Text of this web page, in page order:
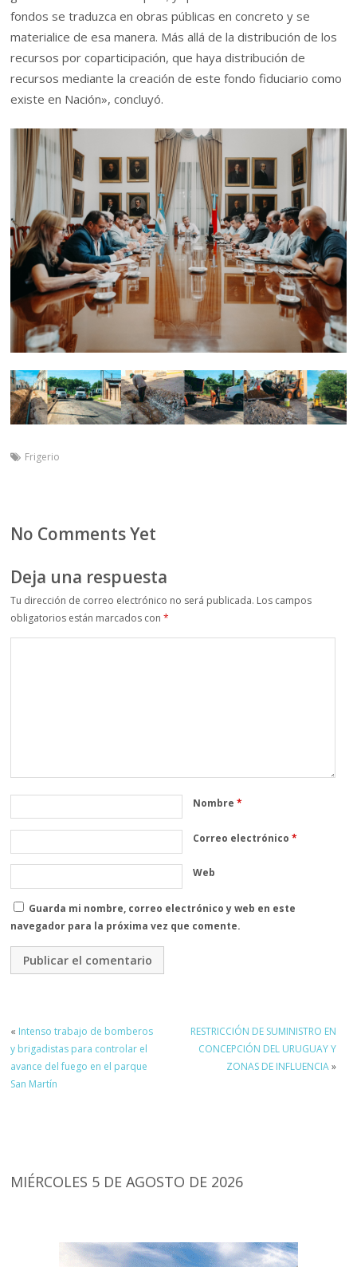
fondos se traduzca en obras públicas en concreto y se
materialice de esa manera. Más allá de la distribución de los
recursos por coparticipación, que haya distribución de
recursos mediante la creación de este fondo fiduciario como
existe en Nación», concluyó.
Frigerio
No Comments Yet
Deja una respuesta
Tu dirección de correo electrónico no será publicada. Los campos
obligatorios están marcados con*
Nombre*
Correo electrónico*
Web
Guarda mi nombre, correo electrónico y web en este
navegador para la próxima vez que comente.
« Intenso trabajo de bomberos
y brigadistas para controlar el
avance del fuego en el parque
San Martín
RESTRICCIÓN DE SUMINISTRO EN
CONCEPCIÓN DEL URUGUAY Y
ZONAS DE INFLUENCIA»
MIÉRCOLES 5 DE AGOSTO DE 2026